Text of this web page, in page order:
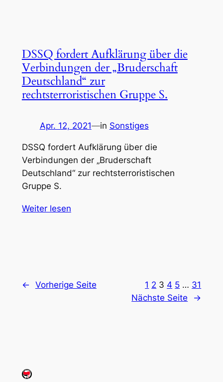
DSSQ fordert Aufklärung über die
Verbindungen der „Bruderschaft
Deutschland“ zur
rechtsterroristischen Gruppe S.
Apr. 12, 2021—in Sonstiges
DSSQ fordert Aufklärung über die
Verbindungen der „Bruderschaft
Deutschland“ zur rechtsterroristischen
Gruppe S.
Weiter lesen
← Vorherige Seite 1 2 3 4 5 … 31
Nächste Seite
→